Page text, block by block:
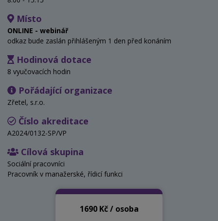
Místo
ONLINE - webinář
odkaz bude zaslán přihlášeným 1 den před konáním
Hodinová dotace
8 vyučovacích hodin
Pořádající organizace
Zřetel, s.r.o.
Číslo akreditace
A2024/0132-SP/VP
Cílová skupina
Sociální pracovníci
Pracovník v manažerské, řídicí funkci
1690 Kč / osoba